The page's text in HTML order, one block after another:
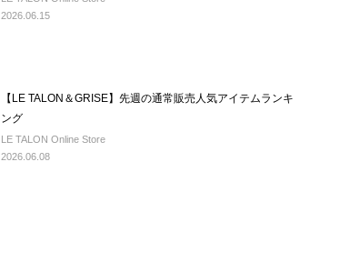
2026.06.15
【LE TALON＆GRISE】先週の通常販売人気アイテムランキ
ング
LE TALON Online Store
2026.06.08